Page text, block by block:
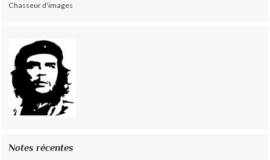
Chasseur d'images
Notes récentes